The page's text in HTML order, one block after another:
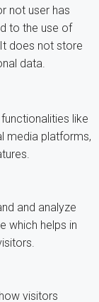
not user has
to the use of
does not store
data.
like
media platforms,
and analyze
which helps in
visitors